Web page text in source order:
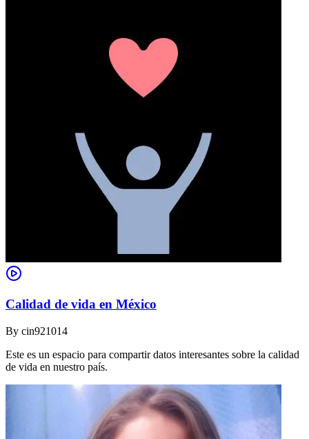
Calidad de vida en México
By cin921014
Este es un espacio para compartir datos interesantes sobre la calidad
de vida en nuestro país.